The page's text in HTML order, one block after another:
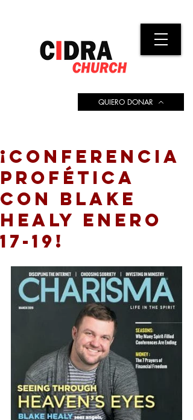
QUIERO DONAR
¡CONFERENCIA
PROFÉTICA
CON BLAKE
HEALY ENERO
17-19!